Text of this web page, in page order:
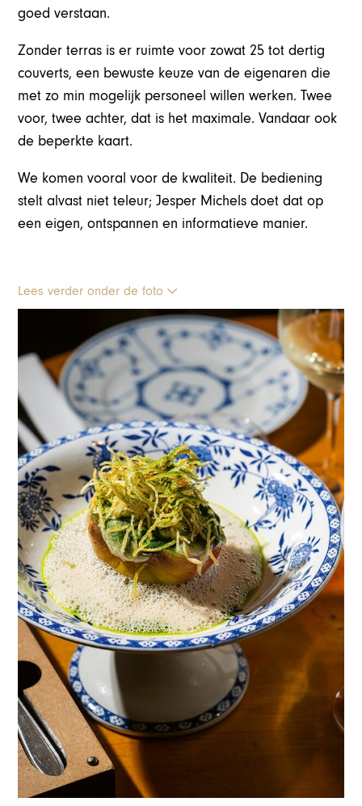
goed verstaan.
Zonder terras is er ruimte voor zowat 25 tot dertig
couverts, een bewuste keuze van de eigenaren die
met zo min mogelijk personeel willen werken. Twee
voor, twee achter, dat is het maximale. Vandaar ook
de beperkte kaart.
We komen vooral voor de kwaliteit. De bediening
stelt alvast niet teleur; Jesper Michels doet dat op
een eigen, ontspannen en informatieve manier.
Lees verder onder de foto